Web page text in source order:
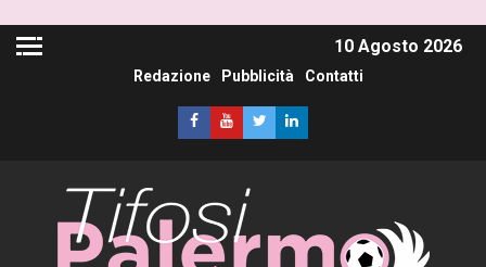
10 Agosto 2026
Redazione Pubblicità Contatti